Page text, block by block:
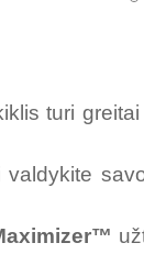
turi